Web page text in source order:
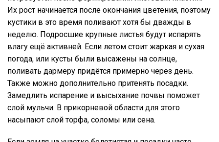
Их рост начинается после окончания цветения, поэтому
кустики в это время поливают хотя бы дважды в
неделю. Подросшие крупные листья будут испарять
влагу ещё активней. Если летом стоит жаркая и сухая
погода, или кусты были высажены на солнце,
поливать дармеру придётся примерно через день.
Также можно дополнительно притенять посадки.
Замедлить испарение и высыхание почвы поможет
слой мульчи. В прикорневой области для этого
насыпают слой торфа, соломы или сена.